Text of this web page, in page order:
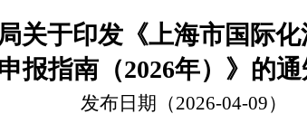
关于印发《上海市国际
报指南（2026年）》的通
发布日期（2026-04-09）